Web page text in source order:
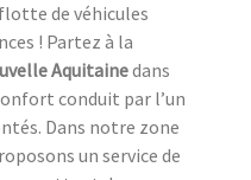
de véhicules
! Partez à la
Aquitainedans
conduit par l’un
Dans notre zone
un service de